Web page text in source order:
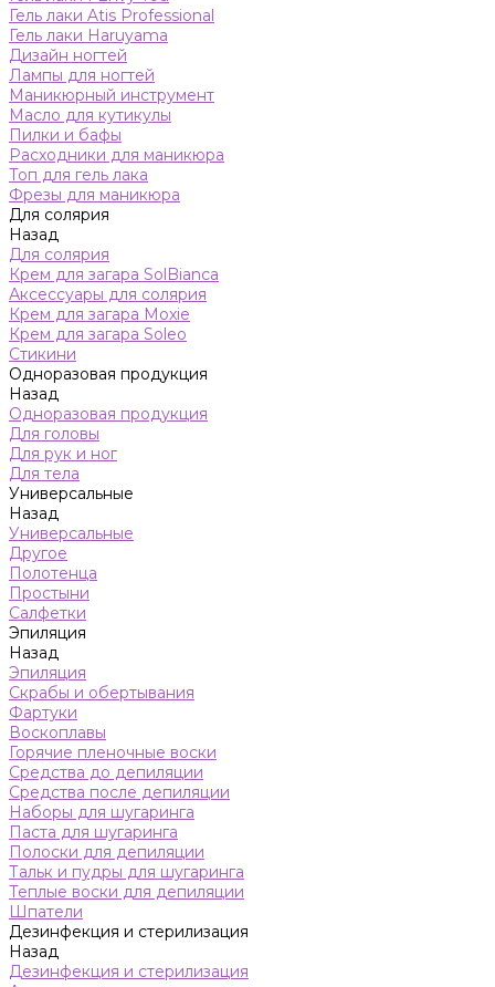
Гель лаки Atis Professional
Гель лаки Haruyama
Дизайн ногтей
Лампы для ногтей
Маникюрный инструмент
Масло для кутикулы
Пилки и бафы
Расходники для маникюра
Топ для гель лака
Фрезы для маникюра
Для солярия
Назад
Для солярия
Крем для загара SolBianca
Аксессуары для солярия
Крем для загара Moxie
Крем для загара Soleo
Стикини
Одноразовая продукция
Назад
Одноразовая продукция
Для головы
Для рук и ног
Для тела
Универсальные
Назад
Универсальные
Другое
Полотенца
Простыни
Салфетки
Эпиляция
Назад
Эпиляция
Скрабы и обертывания
Фартуки
Воскоплавы
Горячие пленочные воски
Средства до депиляции
Средства после депиляции
Наборы для шугаринга
Паста для шугаринга
Полоски для депиляции
Тальк и пудры для шугаринга
Теплые воски для депиляции
Шпатели
Дезинфекция и стерилизация
Назад
Дезинфекция и стерилизация